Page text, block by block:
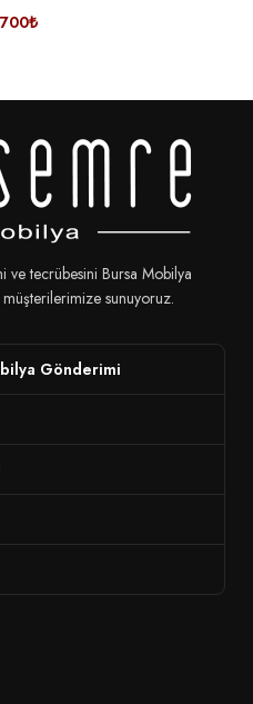
₺
ve tecrübesini Bursa Mobilya
müşterilerimize sunuyoruz.
Gönderimi